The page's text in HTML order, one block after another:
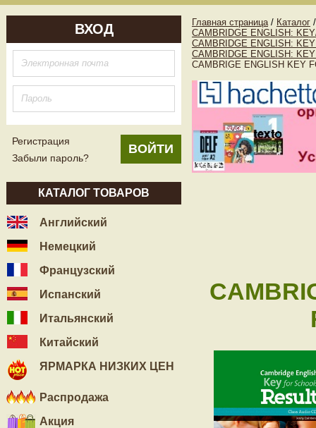
ВХОД
Регистрация
Забыли пароль?
КАТАЛОГ ТОВАРОВ
Английский
Немецкий
Французский
Испанский
Итальянский
Китайский
ЯРМАРКА НИЗКИХ ЦЕН
Распродажа
Акция
Главная страница / Каталог /
CAMBRIDGE ENGLISH:
CAMBRIDGE ENGLISH:
CAMBRIDGE ENGLISH:
CAMBRIGE ENGLISH KEY